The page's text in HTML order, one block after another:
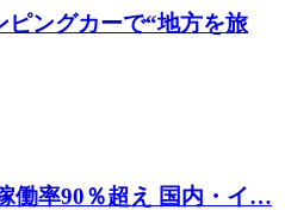
ピングカーで“地方を旅
働率90％超え 国内・イ…